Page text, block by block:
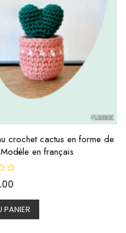
crochet cactus en forme de
en français
PANIER